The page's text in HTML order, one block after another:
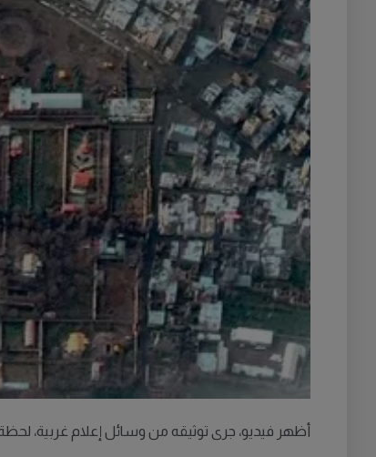
أظهر فيديو، جرى توثيقه من وسائل إعلام غربية،